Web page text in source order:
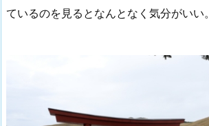
ているのを見るとなんとなく気分がいい。